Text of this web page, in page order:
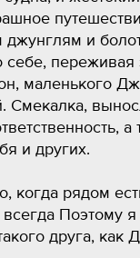
джунглям и
себе, переживая
маленького
Смекалка,
и других.
когда рядом
всегда Поэтому
друга, как